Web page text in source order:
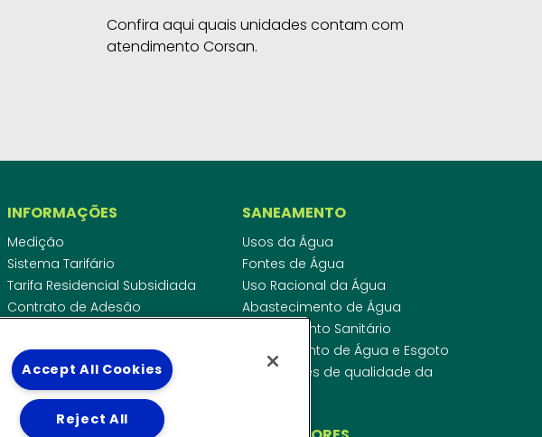
Confira aqui quais unidades contam com
atendimento Corsan.
INFORMAÇÕES
Medição
Sistema Tarifário
Tarifa Residencial Subsidiada
Contrato de Adesão
Agências Reguladoras
Cobrança pela Disponibilidade
Padrão de Ligação de Água
Guia Cadastro Técnico
SANEAMENTO
Usos da Água
Fontes de Água
Uso Racional da Água
Abastecimento de Água
Esgotamento Sanitário
Regulamento de Água e Esgoto
Indicadores de qualidade da
Accept All Cookies
Reject All